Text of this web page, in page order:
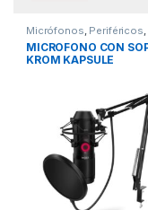
Micrófonos, Periféricos,
MICROFONO CON
KROM KAPSULE